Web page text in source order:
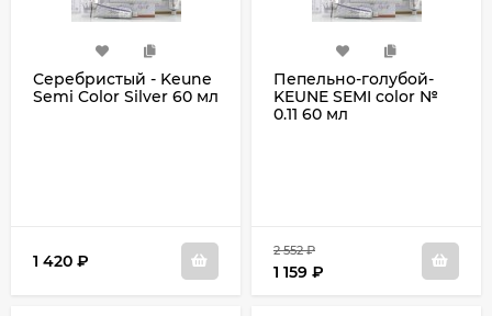
Серебристый - Keune
Semi Color Silver 60 мл
1 420 ₽
Пепельно-голубой-
KEUNE SEMI color №
0.11 60 мл
2 552₽
1 159 ₽